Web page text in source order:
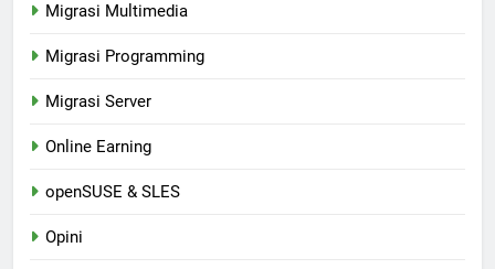
Migrasi Multimedia
Migrasi Programming
Migrasi Server
Online Earning
openSUSE & SLES
Opini